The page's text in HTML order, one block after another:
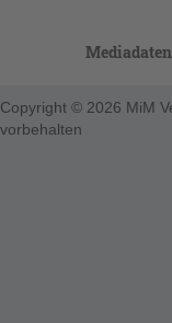
Copyright © 2026 MiM
vorbehalten